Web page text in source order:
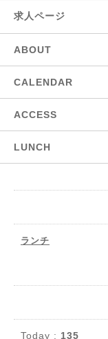
求人ページ
ABOUT
CALENDAR
ACCESS
LUNCH
ランチ
Today : 135